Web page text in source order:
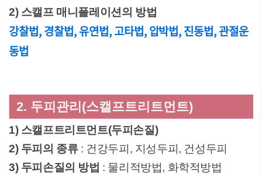
2) 스캘프 매니플레이션의 방법
강찰법, 경찰법, 유연법, 고타법, 압박법, 진동법, 관절운
동법
2. 두피관리(스캘프트리트먼트)
1) 스캘프트리트먼트(두피손질)
2) 두피의 종류: 건강두피, 지성두피, 건성두피
3) 두피손질의 방법 : 물리적방법, 화학적방법